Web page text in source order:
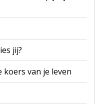
jij?
koers van je leven